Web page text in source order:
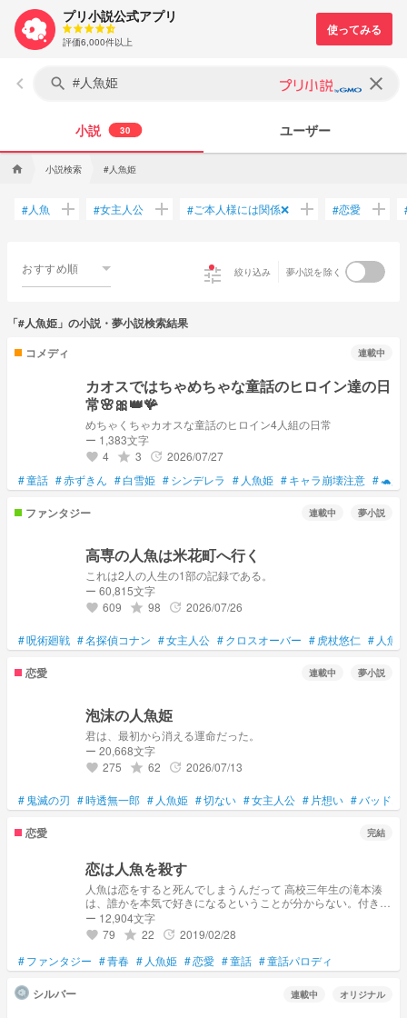
プリ小説公式アプリ
評価6,000件以上
keyboard_arrow_left search clear
小説 30 ユーザー
home 小説検索 #人魚姫
#人魚 add #女主人公 add #ご本人様には関係❌ add #恋愛 add
おすすめ順 tune 絞り込み 夢小説を除く
「#人魚姫」の小説・夢小説検索結果
コメディ
連載中
カオスではちゃめちゃな童話のヒロイン達の日
常🌸🎀👑🪸
めちゃくちゃカオスな童話のヒロイン4人組の日常
ー 1,383文字
favorite 4 grade 3 update 2026/07/27
#童話 #赤ずきん #白雪姫 #シンデレラ # 人魚姫 #キャラ崩壊注意 #🐢超
ファンタジー 連載中 夢小説
高専の人魚は米花町へ行く
これは2人の人生の1部の記録である。
ー 60,815文字
favorite 609 grade 98 update 2026/07/26
#呪術廻戦 #名探偵コナン #女主人公 #クロスオーバー #虎杖悠仁 # 人魚
恋愛 連載中 夢小説
泡沫の人魚姫
君は、最初から消える運命だった。
ー 20,668文字
favorite 275 grade 62 update 2026/07/13
# 鬼滅の刃 #時透無一郎 # 人魚姫 #切ない #女主人公 # 片想い #バッドエ
恋愛 完結
恋は人魚を殺す
人魚は恋をすると死んでしまうんだって 高校三年生の滝本湊
は、誰かを本気で好きになるということが分からない。付き合
っていた彼女にも、人の心が分からないと振られる。そんな、
湊が教会で出逢ったのは青い瞳の美しいシスター、潮野海。湊
は海の歌声に惹かれ始めるが、海にはある秘密があった。
「貴方がいない天国より、貴方のことを愛したまま堕ちる地獄
がいい」
ー 12,904文字
favorite 79 grade 22 update 2019/02/28
#ファンタジー #青春 # 人魚姫 #恋愛 #童話 #童話パロディ
シルバー 連載中 オリジナル